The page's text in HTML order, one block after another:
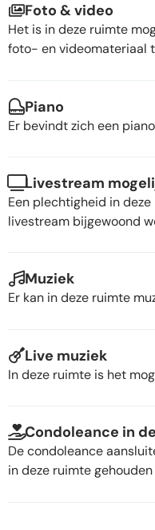
Foto & video
Het is in deze ruimte
foto- en videomateriaal
Piano
Er bevindt zich een
Livestream
Een plechtigheid in
livestream bijgewoond
Muziek
Er kan in deze ruimte
Live muziek
In deze ruimte is het
Condoleance in
De condoleance
in deze ruimte